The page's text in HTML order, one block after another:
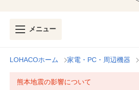
メニュー
LOHACOホーム 家電・PC・周辺機器
熊本地震の影響について